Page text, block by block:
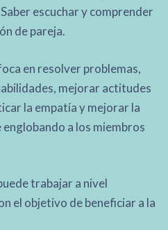
escuchar y comprender
de pareja.
en resolver problemas,
mejorar actitudes
la empatía y mejorar la
a los miembros
trabajar a nivel
el objetivo de beneficiar a la